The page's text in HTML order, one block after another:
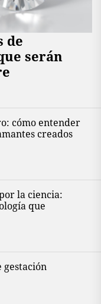
de
serán
cómo entender
creados
la ciencia:
que
gestación